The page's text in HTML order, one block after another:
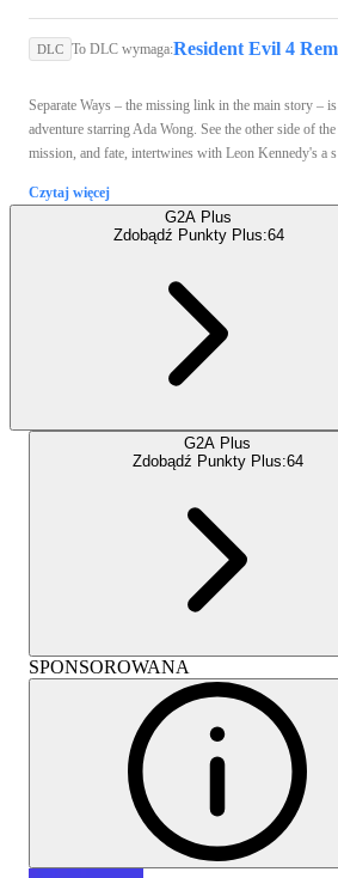
DLC To DLC wymaga:
Separate Ways – the missing link in the main story –
adventure starring Ada Wong. See the other side of
mission, and fate, intertwines with Leon Kennedy's a
Czytaj więcej
G2A Plus
Zdobądź Punkty Plus:64
G2A Plus
Zdobądź Punkty Plus:64
SPONSOROWANA